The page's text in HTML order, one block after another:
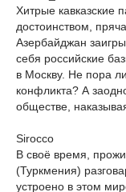
Хитрые кавказские
достоинством,
Азербайджан
себя российские
в Москву. Не пора
конфликта? А
обществе,
Sirocco
В своё время,
(Туркмения)
устроено в этом